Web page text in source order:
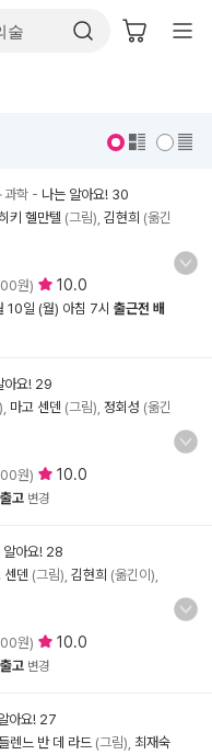
과학 - 나는 알아요! 30
키 헬만텔 (그림), 김현희 (옮긴
원) 10.0
10일 (월) 아침 7시 출근전 배
아요! 29
마고 센덴 (그림), 정회성 (옮긴
원) 10.0
고 변경
알아요! 28
센덴 (그림), 김현희 (옮긴이),
원) 10.0
고 변경
아요! 27
렌느 반 데 라드 (그림), 최재숙